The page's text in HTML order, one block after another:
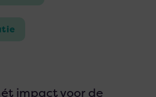
impact voor de